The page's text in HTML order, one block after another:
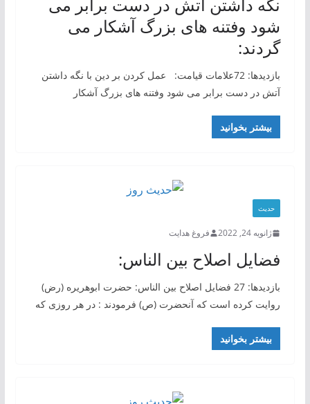
شود وفتنه های بزرگ آشکار می
گردند:
بازدیدها: 72علامات قیامت: عمل کردن بر دین با نگه داشتن
آتش در دست برابر می شود وفتنه های بزرگ آشکار
بیشتر بخوانید
حدیث
ژانویه 24, 2022 فروغ هدایت
فضایل اصلاح بین الناس:
بازدیدها: 27 فضایل اصلاح بین الناس: حضرت ابوهریره (رض)
روایت کرده است که آنحضرت (ص) فرمودند : در هر روزی که
بیشتر بخوانید